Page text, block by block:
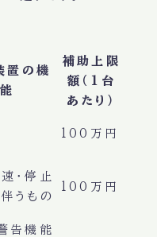
置の機
能
補助上限
額（1台
あたり）
100万円
・停止
うもの
100万円
告機能